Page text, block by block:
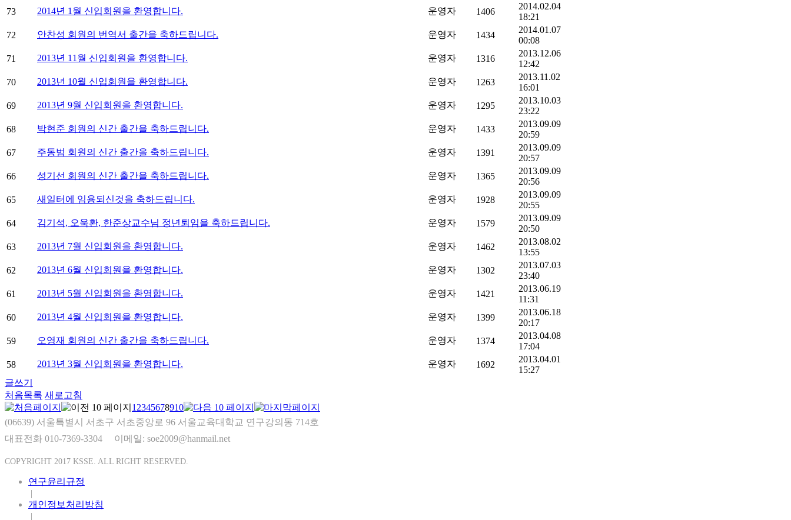
73
2014년 1월 신입회원을 환영합니다. 운영자 1406
2014.02.04
18:21
72
안찬성 회원의 번역서 출간을 축하드립니다. 운영자 1434
2014.01.07
00:08
71
2013년 11월 신입회원을 환영합니다. 운영자 1316
2013.12.06
12:42
70
2013년 10월 신입회원을 환영합니다. 운영자 1263
2013.11.02
16:01
69
2013년 9월 신입회원을 환영합니다. 운영자 1295
2013.10.03
23:22
68
박현준 회원의 신간 출간을 축하드립니다. 운영자 1433
2013.09.09
20:59
67
주동범 회원의 신간 출간을 축하드립니다. 운영자 1391
2013.09.09
20:57
66
성기선 회원의 신간 출간을 축하드립니다. 운영자 1365
2013.09.09
20:56
65
새일터에 임용되신것을 축하드립니다. 운영자 1928
2013.09.09
20:55
64
김기석, 오욱환, 한준상교수님 정년퇴임을 축하드립니다. 운영자 1579
2013.09.09
20:50
63
2013년 7월 신입회원을 환영합니다. 운영자 1462
2013.08.02
13:55
62
2013년 6월 신입회원을 환영합니다. 운영자 1302
2013.07.03
23:40
61
2013년 5월 신입회원을 환영합니다. 운영자 1421
2013.06.19
11:31
60
2013년 4월 신입회원을 환영합니다. 운영자 1399
2013.06.18
20:17
59
오영재 회원의 신간 출간을 축하드립니다. 운영자 1374
2013.04.08
17:04
58
2013년 3월 신입회원을 환영합니다. 운영자 1692
2013.04.01
15:27
글쓰기
처음목록 새로고침
1 2345678910
(06639) 서울특별시 서초구 서초중앙로 96 서울교육대학교 연구강의동 714호
대표전화 010-7369-3304 이메일: soe2009@hanmail.net
COPYRIGHT 2017 KSSE. ALL RIGHT RESERVED.
연구윤리규정
|
개인정보처리방침
|